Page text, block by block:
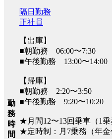
勤
務
時
間
隔日勤務
正社員
【出庫】
■朝勤務 06:00〜7:30
■午後勤務 13:00〜14:00
【帰庫】
■朝勤務 2:20〜3:50
■午後勤務 9:20〜10:20
★月間12〜13回乗車（1乗
★定時制：月7乗務（年金